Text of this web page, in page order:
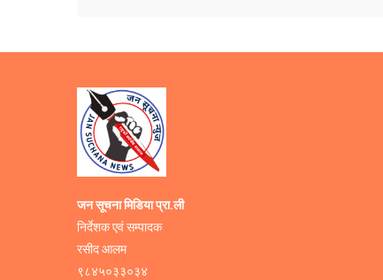
जन सूचना मिडिया प्रा.ली
निर्देशक एवं सम्पादक
रसीद आलम
९८४५०३३०३४